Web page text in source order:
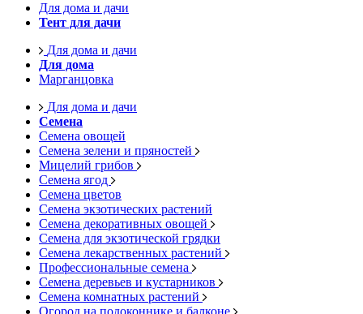
Для дома и дачи
Тент для дачи
Для дома и дачи
Для дома
Марганцовка
Для дома и дачи
Семена
Семена овощей
Семена зелени и пряностей
Мицелий грибов
Семена ягод
Семена цветов
Семена экзотических растений
Семена декоративных овощей
Семена для экзотической грядки
Семена лекарственных растений
Профессиональные семена
Семена деревьев и кустарников
Семена комнатных растений
Огород на подоконнике и балконе